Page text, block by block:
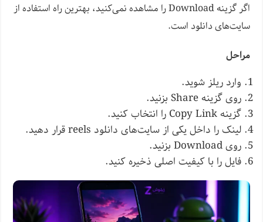
اگر گزینه Download را مشاهده نمی‌کنید، بهترین راه استفاده از
سایت‌های دانلود است.
مراحل
وارد ریلز شوید.
روی گزینه Share بزنید.
گزینه Copy Link را انتخاب کنید.
لینک را داخل یکی از سایت‌های دانلود reels قرار دهید.
روی Download بزنید.
فایل را با کیفیت اصلی ذخیره کنید.